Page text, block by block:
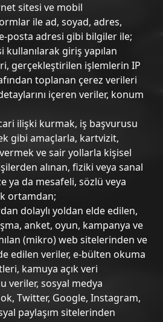
sitesi ve mobil
ile ad, soyad, adres,
posta adresi gibi bilgiler ile;
kullanılarak giriş yapılan
gerçekleştirilen işlemlerin IP
toplanan çerez verileri
içeren veriler, konum
ilişki kurmak, iş başvurusu
gibi amaçlarla, kartvizit,
ve sair yollarla kişisel
alınan, fiziki veya sanal
ya da mesafeli, sözlü veya
ortamdan;
dolaylı yoldan elde edilen,
anket, oyun, kampanya ve
(mikro) web sitelerinden ve
edilen veriler, e-bülten okuma
kamuya açık veri
veriler, sosyal medya
Twitter, Google, Instagram,
paylaşım sitelerinden